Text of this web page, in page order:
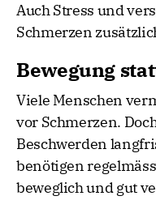
Auch Stress und
Schmerzen
Bewegung
Viele Menschen
vor Schmerzen.
Beschwerden
benötigen
beweglich und gut